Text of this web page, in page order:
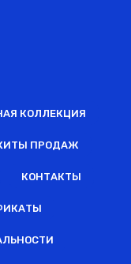
КОЛЛЕКЦИЯ
ПРОДАЖ
КОНТАКТЫ